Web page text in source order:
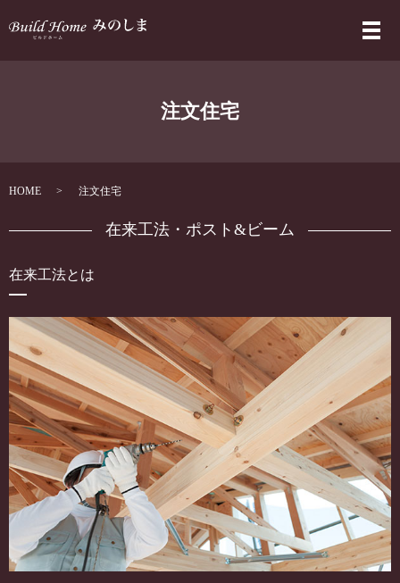
メ
注文住宅
HOME 注文住宅
在来工法・ポスト&ビーム
在来工法とは